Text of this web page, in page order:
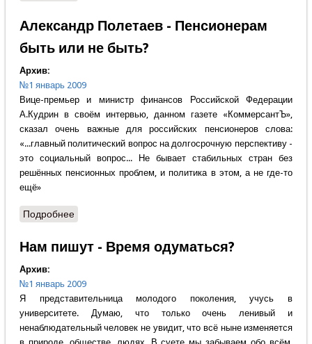
Александр Полетаев - Пенсионерам
быть или не быть?
Архив:
№1 январь 2009
Вице-премьер и министр финансов Российской Федерации
А.Кудрин в своём интервью, данном газете «КоммерсантЪ»,
сказал очень важные для российских пенсионеров слова:
«...главный политический вопрос на долгосрочную перспективу -
это социальный вопрос... Не бывает стабильных стран без
решённых пенсионных проблем, и политика в этом, а не где-то
ещё»
Подробнеео Александр Полетаев - Пенсионерам быть или не
Нам пишут - Время одуматься?
Архив:
№1 январь 2009
Я представительница молодого поколения, учусь в
университете. Думаю, что только очень ленивый и
ненаблюдательный человек не увидит, что всё ныне изменяется